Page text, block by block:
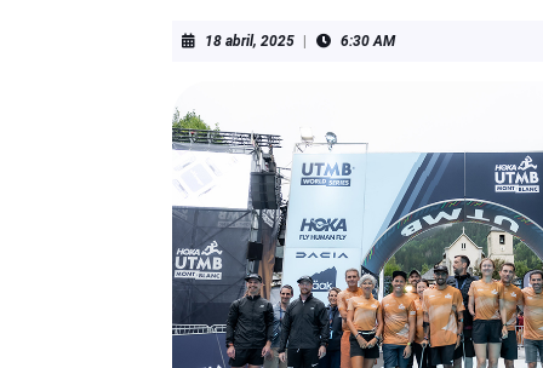
18 abril, 202518
6:30 AM